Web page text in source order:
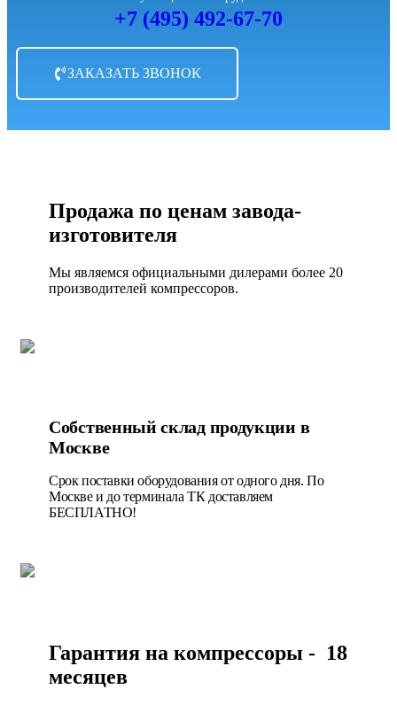
+7 (495) 492-67-70
ЗАКАЗАТЬ ЗВОНОК
Продажа по ценам завода-
изготовителя
Мы являемся официальными дилерами более 20
производителей компрессоров.
Собственный склад продукции в
Москве
Срок поставки оборудования от одного дня. По
Москве и до терминала ТК доставляем
БЕСПЛАТНО!
Гарантия на компрессоры - 18
месяцев